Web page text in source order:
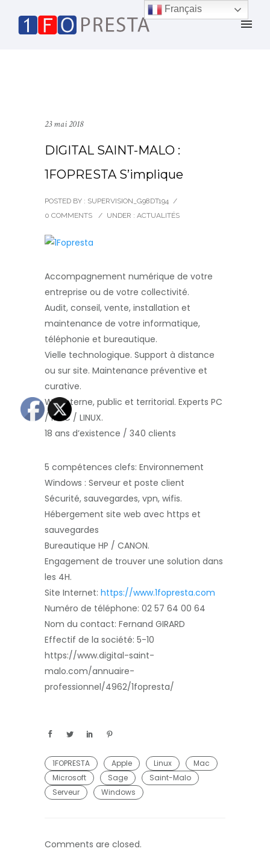
23 mai 2018
DIGITAL SAINT-MALO :
1FOPRESTA S’implique
POSTED BY : SUPERVISION_G98DT194 /
0 COMMENTS
/ UNDER : ACTUALITÉS
Accompagnement numérique de votre
entreprise ou de votre collectivité.
Audit, conseil, vente, installation et
maintenance de votre informatique,
téléphonie et bureautique.
Vielle technologique. Support à distance
ou sur site. Maintenance préventive et
curative.
Wifi interne, public et territorial. Experts PC
/ MAC / LINUX.
18 ans d’existence / 340 clients
5 compétences clefs: Environnement
Windows : Serveur et poste client
Sécurité, sauvegardes, vpn, wifis.
Hébergement site web avec https et
sauvegardes
Bureautique HP / CANON.
Engagement de trouver une solution dans
les 4H.
Site Internet: https://www.1fopresta.com
Numéro de téléphone: 02 57 64 00 64
Nom du contact: Fernand GIRARD
Effectif de la société: 5-10
https://www.digital-saint-
malo.com/annuaire-
professionnel/4962/1fopresta/
1FOPRESTA Apple Linux
Mac
Microsoft
Sage
Saint-Malo
Serveur
Windows
Comments are closed.
Français